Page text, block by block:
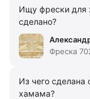
Ищу фрески для
сделано?
Фреска
Из чего сделана
хамама?